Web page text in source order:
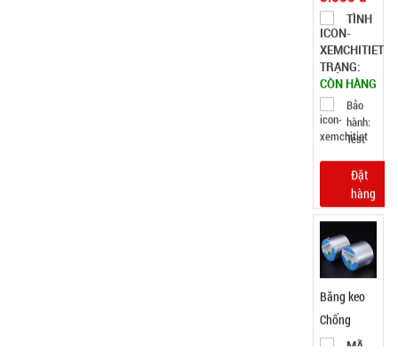
TÌNH
TRẠNG:
CÒN HÀNG
Bảo
hành:
Test
Đặt
hàng
Ly thủy tinh
hổ phách
Gorgous
MÃ